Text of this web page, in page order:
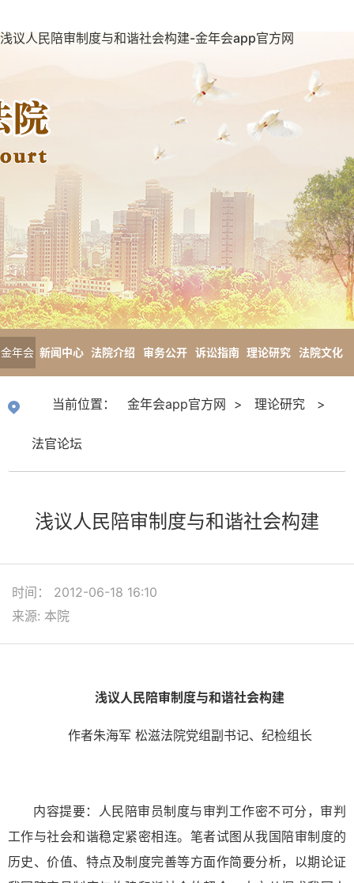
浅议人民陪审制度与和谐社会构建-金年会app官方网
金年会
方网
新闻中心 法院介绍 审务公开 诉讼指南 理论研究 法院文化
当前位置： 金年会app官方网 > 理论研究 >
法官论坛
浅议人民陪审制度与和谐社会构建
时间： 2012-06-18 16:10
来源: 本院
浅议人民陪审制度与和谐社会构建
作者朱海军 松滋法院党组副书记、纪检组长
内容提要：人民陪审员制度与审判工作密不可分，审判
工作与社会和谐稳定紧密相连。笔者试图从我国陪审制度的
历史、价值、特点及制度完善等方面作简要分析，以期论证